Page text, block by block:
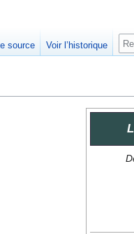
source Voir l’historique